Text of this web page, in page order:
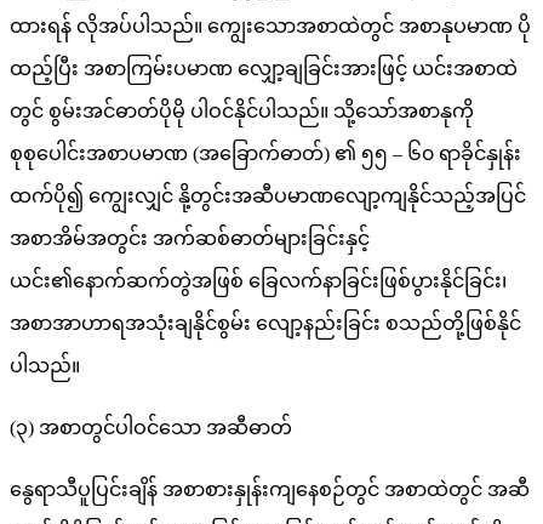
ထားရန် လိုအပ်ပါသည်။ ကျွေးသောအစာထဲတွင် အစာနုပမာဏ ပို
ထည့်ပြီး အစာကြမ်းပမာဏ လျှော့ချခြင်းအားဖြင့် ယင်းအစာထဲ
တွင် စွမ်းအင်ဓာတ်ပိုမို ပါဝင်နိုင်ပါသည်။ သို့သော်အစာနုကို
စုစုပေါင်းအစာပမာဏ (အခြောက်ဓာတ်) ၏ ၅၅ – ၆၀ ရာခိုင်နှုန်း
ထက်ပို၍ ကျွေးလျှင် နို့တွင်းအဆီပမာဏလျော့ကျနိုင်သည့်အပြင်
အစာအိမ်အတွင်း အက်ဆစ်ဓာတ်များခြင်းနှင့်
ယင်း၏နောက်ဆက်တွဲအဖြစ် ခြေလက်နာခြင်းဖြစ်ပွားနိုင်ခြင်း၊
အစာအာဟာရအသုံးချနိုင်စွမ်း လျော့နည်းခြင်း စသည်တို့ဖြစ်နိုင်
ပါသည်။
(၃) အစာတွင်ပါဝင်သော အဆီဓာတ်
နွေရာသီပူပြင်းချိန် အစာစားနှုန်းကျနေစဉ်တွင် အစာထဲတွင် အဆီ